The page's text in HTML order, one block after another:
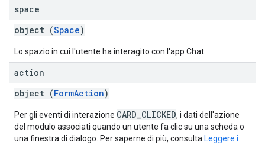
space
object (Space)
Lo spazio in cui l'utente ha interagito con l'app Chat.
action
object (FormAction)
Per gli eventi di interazione CARD_CLICKED, i dati dell'azione
del modulo associati quando un utente fa clic su una scheda o
una finestra di dialogo. Per saperne di più, consulta Leggere i